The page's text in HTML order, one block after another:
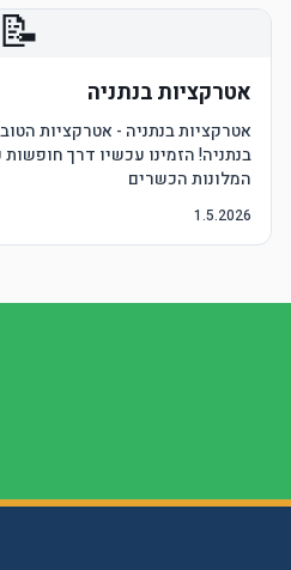
📝
אטרקציות בנתניה
אטרקציות בנתניה - אטרקציות
בנתניה! הזמינו עכשיו דרך
המלונות הכשרים
1.5.2026